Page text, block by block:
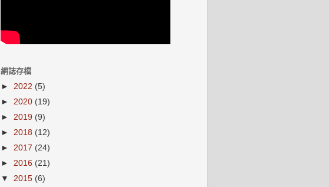
網誌存檔
► 2022 (5)
► 2020 (19)
► 2019 (9)
► 2018 (12)
► 2017 (24)
► 2016 (21)
▼ 2015 (6)